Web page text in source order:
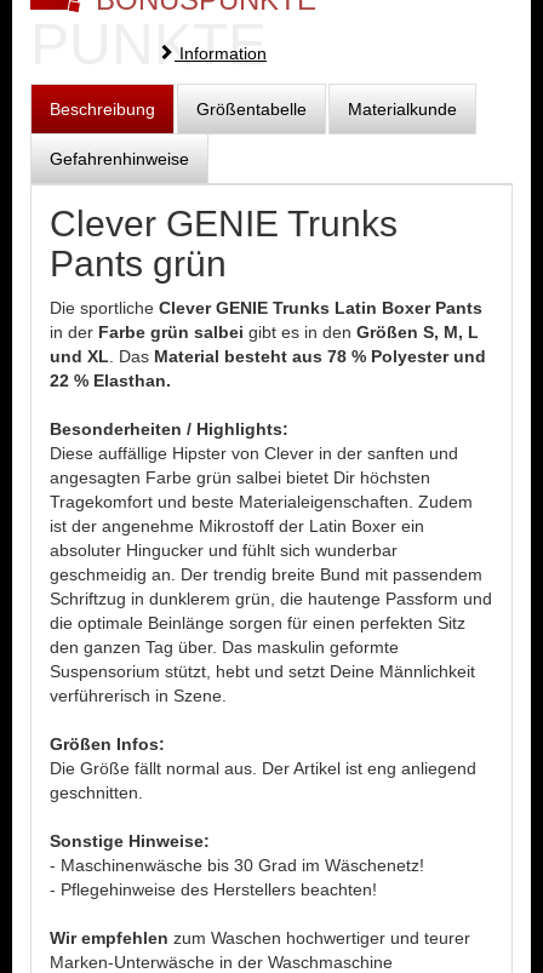
PUNKTE
Information
Beschreibung Größentabelle Materialkunde
Gefahrenhinweise
Clever GENIE Trunks
Pants grün
Die sportliche Clever GENIE Trunks Latin Boxer Pants
in der Farbe grün salbei gibt es in den Größen S, M, L
und XL . Das Material besteht aus 78 % Polyester und
22 % Elasthan.
Besonderheiten / Highlights:
Diese auffällige Hipster von Clever in der sanften und
angesagten Farbe grün salbei bietet Dir höchsten
Tragekomfort und beste Materialeigenschaften. Zudem
ist der angenehme Mikrostoff der Latin Boxer ein
absoluter Hingucker und fühlt sich wunderbar
geschmeidig an. Der trendig breite Bund mit passendem
Schriftzug in dunklerem grün, die hautenge Passform und
die optimale Beinlänge sorgen für einen perfekten Sitz
den ganzen Tag über. Das maskulin geformte
Suspensorium stützt, hebt und setzt Deine Männlichkeit
verführerisch in Szene.
Größen Infos:
Die Größe fällt normal aus. Der Artikel ist eng anliegend
geschnitten.
Sonstige Hinweise:
- Maschinenwäsche bis 30 Grad im Wäschenetz!
- Pflegehinweise des Herstellers beachten!
Wir empfehlen zum Waschen hochwertiger und teurer
Marken-Unterwäsche in der Waschmaschine